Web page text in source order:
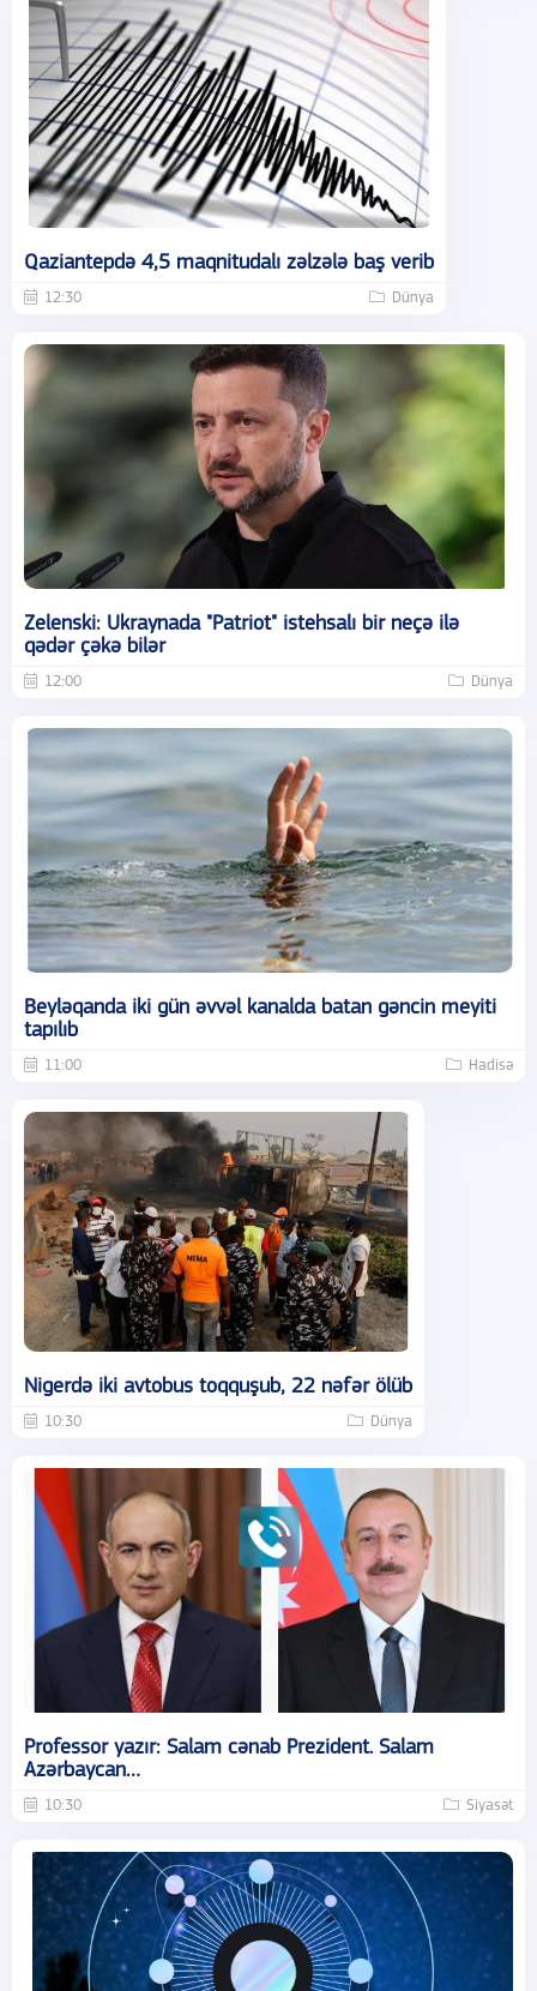
Qaziantepdə 4,5 maqnitudalı zəlzələ baş verib
12:30 Dünya
Zelenski: Ukraynada "Patriot" istehsalı bir neçə ilə
qədər çəkə bilər
12:00 Dünya
Beyləqanda iki gün əvvəl kanalda batan gəncin meyiti
tapılıb
11:00 Hadisə
Nigerdə iki avtobus toqquşub, 22 nəfər ölüb
10:30 Dünya
Professor yazır: Salam cənab Prezident. Salam
Azərbaycan…
10:30 Siyasət